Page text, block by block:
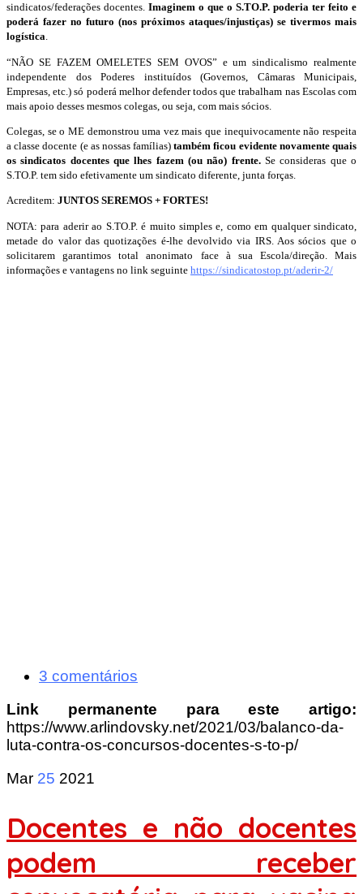
sindicatos/federações docentes. Imaginem o que o S.TO.P. poderia ter feito e
poderá fazer no futuro (nos próximos ataques/injustiças) se tivermos mais
logística.
“NÃO SE FAZEM OMELETES SEM OVOS” e um sindicalismo realmente
independente dos Poderes instituídos (Governos, Câmaras Municipais,
Empresas, etc.) só poderá melhor defender todos que trabalham nas Escolas com
mais apoio desses mesmos colegas, ou seja, com mais sócios
Colegas, se o ME demonstrou uma vez mais que inequivocamente não respeita
a classe docente (e as nossas famílias) também ficou evidente novamente quais
os sindicatos docentes que lhes fazem (ou não) frente. Se consideras que o
S.TO.P. tem sido efetivamente um sindicato diferente, junta forças.
Acreditem: JUNTOS SEREMOS + FORTES!
NOTA: para aderir ao S.TO.P. é muito simples e, como em qualquer sindicato,
metade do valor das quotizações é-lhe devolvido via IRS. Aos sócios que o
solicitarem garantimos total anonimato face à sua Escola/direção. Mais
informações e vantagens no link seguinte https://sindicatostop.pt/aderir-2/
3 comentários
Link permanente para este artigo:
https://www.arlindovsky.net/2021/03/balanco-da-
luta-contra-os-concursos-docentes-s-to-p/
Mar 25 2021
Docentes e não docentes
podem receber